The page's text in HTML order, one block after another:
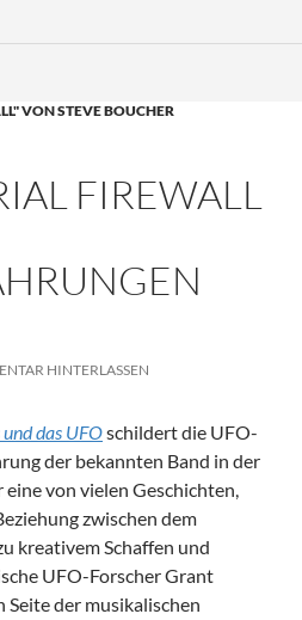
VON STEVE BOUCHER
FIREWALL
HINTERLASSEN
das UFOschildert die UFO-
der bekannten Band in der
von vielen Geschichten,
zwischen dem
kreativem Schaffen und
UFO-Forscher Grant
der musikalischen